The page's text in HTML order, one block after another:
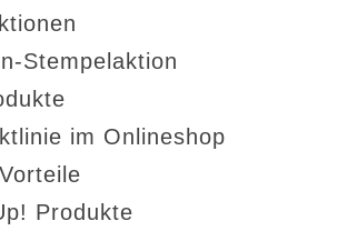
Stempelaktion
im Onlineshop
Produkte